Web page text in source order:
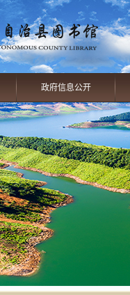
政府信息公开